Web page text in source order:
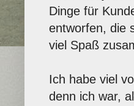
Dinge für
entworfen, die
viel Spaß
Ich habe viel
denn ich war,